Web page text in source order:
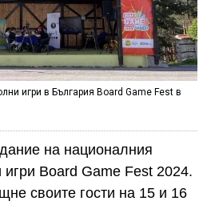
игри в България Воаrd Gаmе Fеѕt в
на нaциoнaлния
Воаrd Gаmе Fеѕt 2024.
своите гости на 15 и 16